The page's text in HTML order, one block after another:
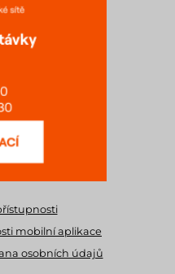
mobilní aplikace
osobních údajů